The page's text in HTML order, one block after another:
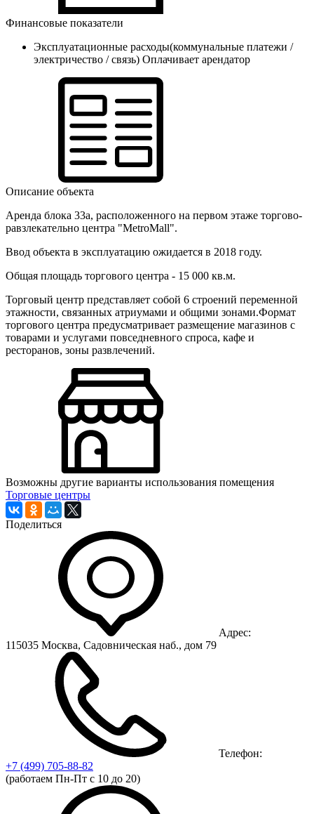
Финансовые показатели
Эксплуатационные расходы(коммунальные платежи /
электричество / связь) Оплачивает арендатор
Описание объекта
Аренда блока 33а, расположенного на первом этаже торгово-
равзлекательно центра "MetroMall".
Ввод объекта в эксплуатацию ожидается в 2018 году.
Общая площадь торгового центра - 15 000 кв.м.
Торговый центр представляет собой 6 строений переменной
этажности, связанных атриумами и общими зонами.Формат
торгового центра предусматривает размещение магазинов с
товарами и услугами повседневного спроса, кафе и
ресторанов, зоны развлечений.
Возможны другие варианты использования помещения
Торговые центры
Поделиться
Адрес:
115035 Москва, Садовническая наб., дом 79
Телефон:
+7 (499) 705-88-82
(работаем Пн-Пт с 10 до 20)